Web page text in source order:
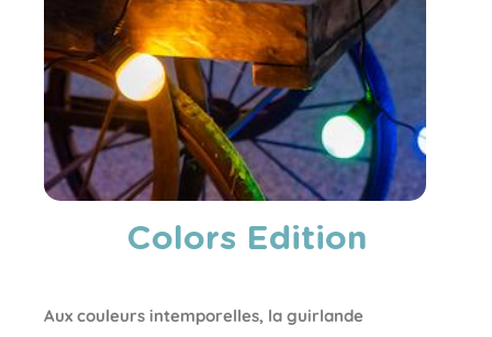
Colors Edition
Aux couleurs intemporelles, la guirlande